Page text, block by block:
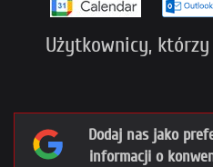
Użytkownicy,
Dodaj nas jako
informacji o